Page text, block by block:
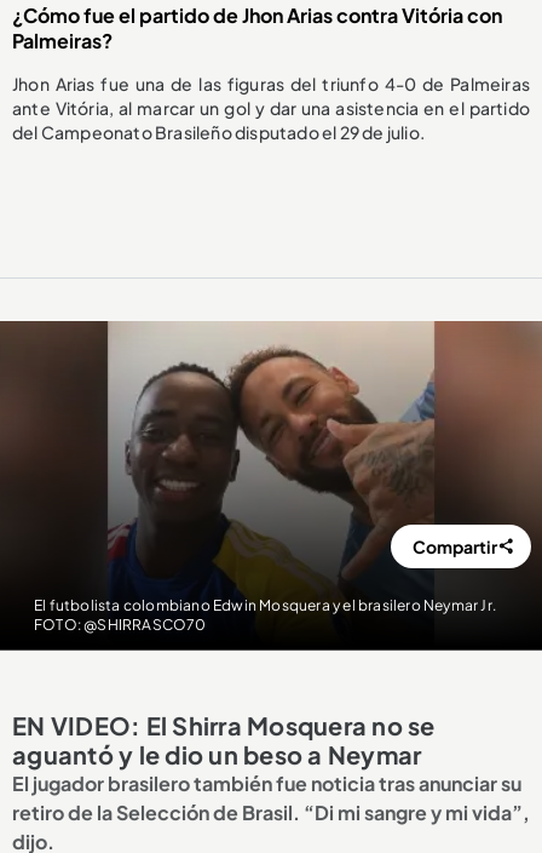
¿Cómo fue el partido de Jhon Arias contra Vitória con
Palmeiras?
Jhon Arias fue una de las figuras del triunfo 4-0 de Palmeiras
ante Vitória, al marcar un gol y dar una asistencia en el partido
del Campeonato Brasileño disputado el 29 de julio.
El futbolista colombiano Edwin Mosquera y el brasilero Neymar Jr.
FOTO: @SHIRRASCO70
Compartir
EN VIDEO: El Shirra Mosquera no se
aguantó y le dio un beso a Neymar
El jugador brasilero también fue noticia tras anunciar su
retiro de la Selección de Brasil. “Di mi sangre y mi vida”,
dijo.